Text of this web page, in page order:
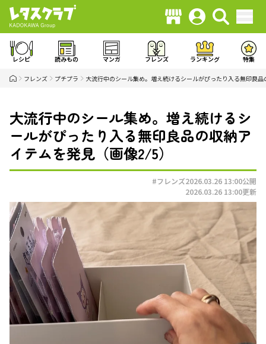
レシピ 読みもの マンガ フレンズ ランキング 特集
フレンズ プチプラ 大流行中のシール集め。増え続けるシールがぴったり入る無印良
大流行中のシール集め。増え続けるシ
ールがぴったり入る無印良品の収納ア
イテムを発見（画像2/5）
#フレンズ2026.03.26 13:00公開
2026.03.26 13:00更新